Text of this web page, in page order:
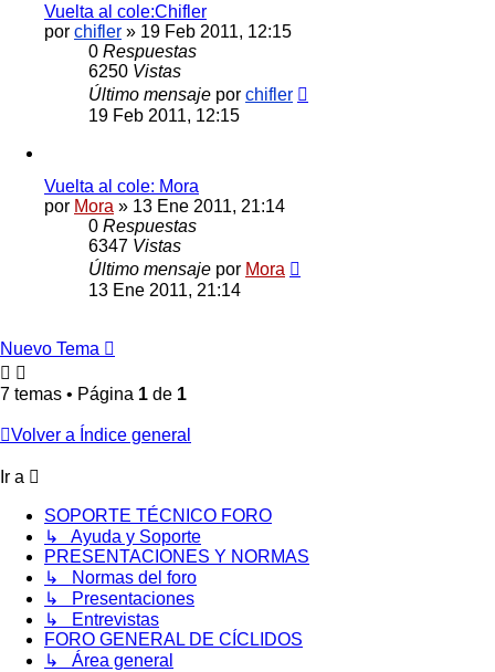
Vuelta al cole:Chifler
por chifler » 19 Feb 2011, 12:15
0 Respuestas
6250 Vistas
Último mensaje por chifler
19 Feb 2011, 12:15
Vuelta al cole: Mora
por Mora » 13 Ene 2011, 21:14
0 Respuestas
6347 Vistas
Último mensaje por Mora
13 Ene 2011, 21:14
Nuevo Tema
7 temas • Página 1 de 1
Volver a Índice general
Ir a
SOPORTE TÉCNICO FORO
↳ Ayuda y Soporte
PRESENTACIONES Y NORMAS
↳ Normas del foro
↳ Presentaciones
↳ Entrevistas
FORO GENERAL DE CÍCLIDOS
↳ Área general